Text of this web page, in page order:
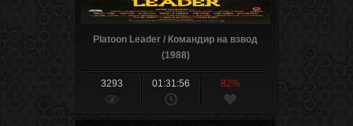
Platoon Leader / Командир на взвод
(1988)
3293 01:31:56 82%